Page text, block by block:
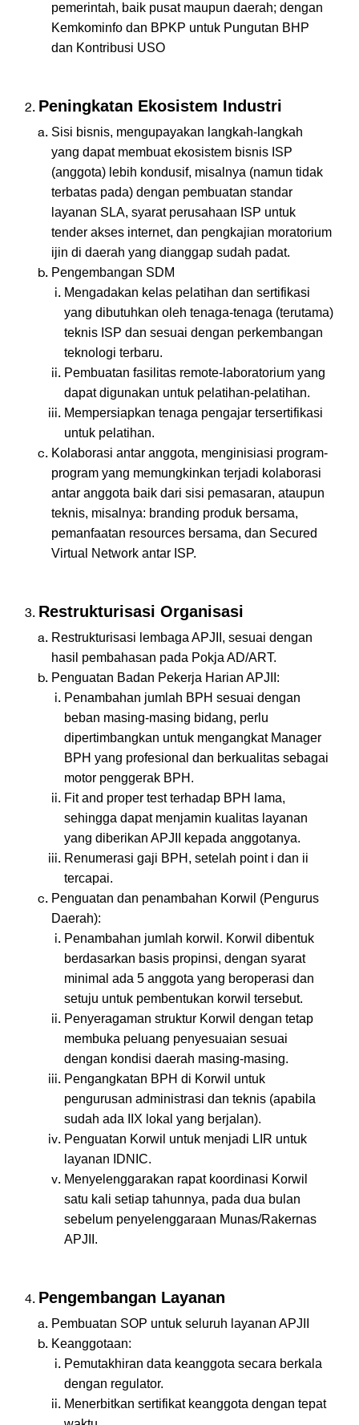
pemerintah, baik pusat maupun daerah; dengan
Kemkominfo dan BPKP untuk Pungutan BHP
dan Kontribusi USO
Peningkatan Ekosistem Industri
Sisi bisnis, mengupayakan langkah-langkah
yang dapat membuat ekosistem bisnis ISP
(anggota) lebih kondusif, misalnya (namun tidak
terbatas pada) dengan pembuatan standar
layanan SLA, syarat perusahaan ISP untuk
tender akses internet, dan pengkajian moratorium
ijin di daerah yang dianggap sudah padat.
Pengembangan SDM
Mengadakan kelas pelatihan dan sertifikasi
yang dibutuhkan oleh tenaga-tenaga (terutama)
teknis ISP dan sesuai dengan perkembangan
teknologi terbaru.
Pembuatan fasilitas remote-laboratorium yang
dapat digunakan untuk pelatihan-pelatihan.
Mempersiapkan tenaga pengajar tersertifikasi
untuk pelatihan.
Kolaborasi antar anggota, menginisiasi program-
program yang memungkinkan terjadi kolaborasi
antar anggota baik dari sisi pemasaran, ataupun
teknis, misalnya: branding produk bersama,
pemanfaatan resources bersama, dan Secured
Virtual Network antar ISP.
Restrukturisasi Organisasi
Restrukturisasi lembaga APJII, sesuai dengan
hasil pembahasan pada Pokja AD/ART.
Penguatan Badan Pekerja Harian APJII:
Penambahan jumlah BPH sesuai dengan
beban masing-masing bidang, perlu
dipertimbangkan untuk mengangkat Manager
BPH yang profesional dan berkualitas sebagai
motor penggerak BPH.
Fit and proper test terhadap BPH lama,
sehingga dapat menjamin kualitas layanan
yang diberikan APJII kepada anggotanya.
Renumerasi gaji BPH, setelah point i dan ii
tercapai.
Penguatan dan penambahan Korwil (Pengurus
Daerah):
Penambahan jumlah korwil. Korwil dibentuk
berdasarkan basis propinsi, dengan syarat
minimal ada 5 anggota yang beroperasi dan
setuju untuk pembentukan korwil tersebut.
Penyeragaman struktur Korwil dengan tetap
membuka peluang penyesuaian sesuai
dengan kondisi daerah masing-masing.
Pengangkatan BPH di Korwil untuk
pengurusan administrasi dan teknis (apabila
sudah ada IIX lokal yang berjalan).
Penguatan Korwil untuk menjadi LIR untuk
layanan IDNIC.
Menyelenggarakan rapat koordinasi Korwil
satu kali setiap tahunnya, pada dua bulan
sebelum penyelenggaraan Munas/Rakernas
APJII.
Pengembangan Layanan
Pembuatan SOP untuk seluruh layanan APJII
Keanggotaan:
Pemutakhiran data keanggota secara berkala
dengan regulator.
Menerbitkan sertifikat keanggota dengan tepat